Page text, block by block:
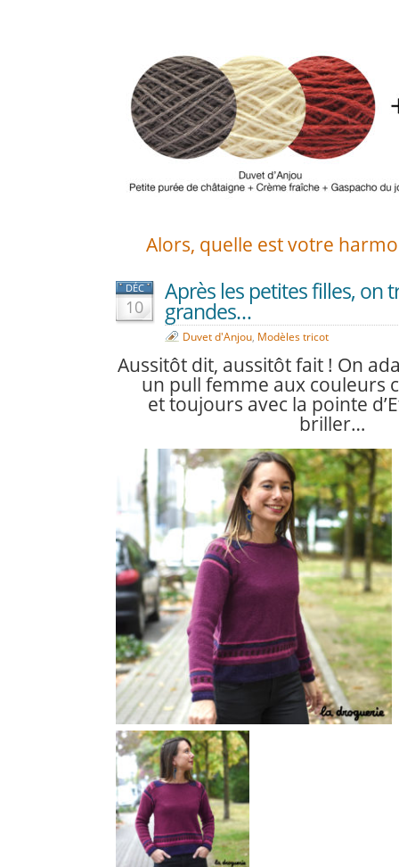
Alors, quelle est votre
DÉC
10
Après les petites filles, on
grandes…
Duvet d'Anjou Modèles tricot
Aussitôt dit, aussitôt fait ! On
un pull femme aux couleurs
et toujours avec la pointe
briller…